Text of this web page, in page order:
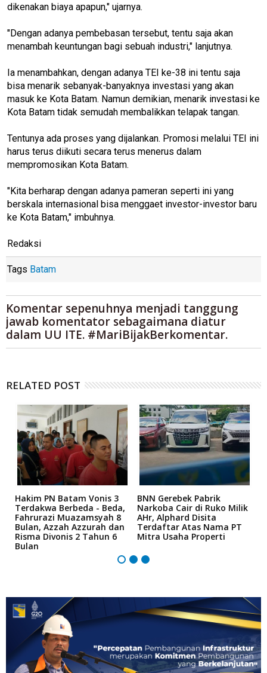
dikenakan biaya apapun," ujarnya.
"Dengan adanya pembebasan tersebut, tentu saja akan
menambah keuntungan bagi sebuah industri," lanjutnya.
Ia menambahkan, dengan adanya TEI ke-38 ini tentu saja
bisa menarik sebanyak-banyaknya investasi yang akan
masuk ke Kota Batam. Namun demikian, menarik investasi ke
Kota Batam tidak semudah membalikkan telapak tangan.
Tentunya ada proses yang dijalankan. Promosi melalui TEI ini
harus terus diikuti secara terus menerus dalam
mempromosikan Kota Batam.
"Kita berharap dengan adanya pameran seperti ini yang
berskala internasional bisa menggaet investor-investor baru
ke Kota Batam," imbuhnya.
Redaksi
Tags Batam
Komentar sepenuhnya menjadi tanggung
jawab komentator sebagaimana diatur
dalam UU ITE. #MariBijakBerkomentar.
RELATED POST
Hakim PN Batam Vonis 3
Terdakwa Berbeda - Beda,
Fahrurazi Muazamsyah 8
Bulan, Azzah Azzurah dan
Risma Divonis 2 Tahun 6
Bulan
BNN Gerebek Pabrik
Narkoba Cair di Ruko Milik
AHr, Alphard Disita
Terdaftar Atas Nama PT
Mitra Usaha Properti